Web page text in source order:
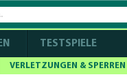
TESTSPIELE
VERLETZUNGEN & SPERREN